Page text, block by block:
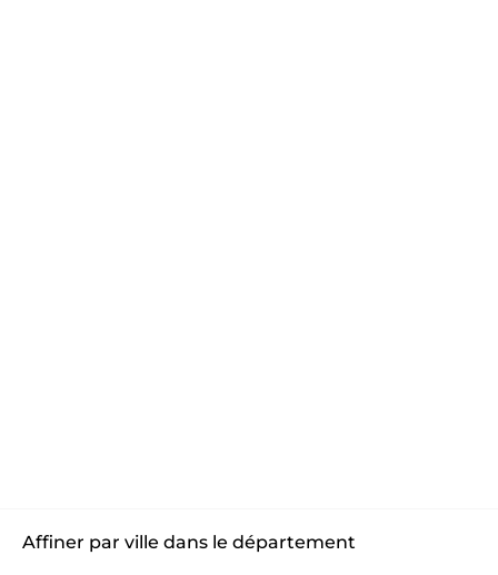
Affiner par ville dans le département